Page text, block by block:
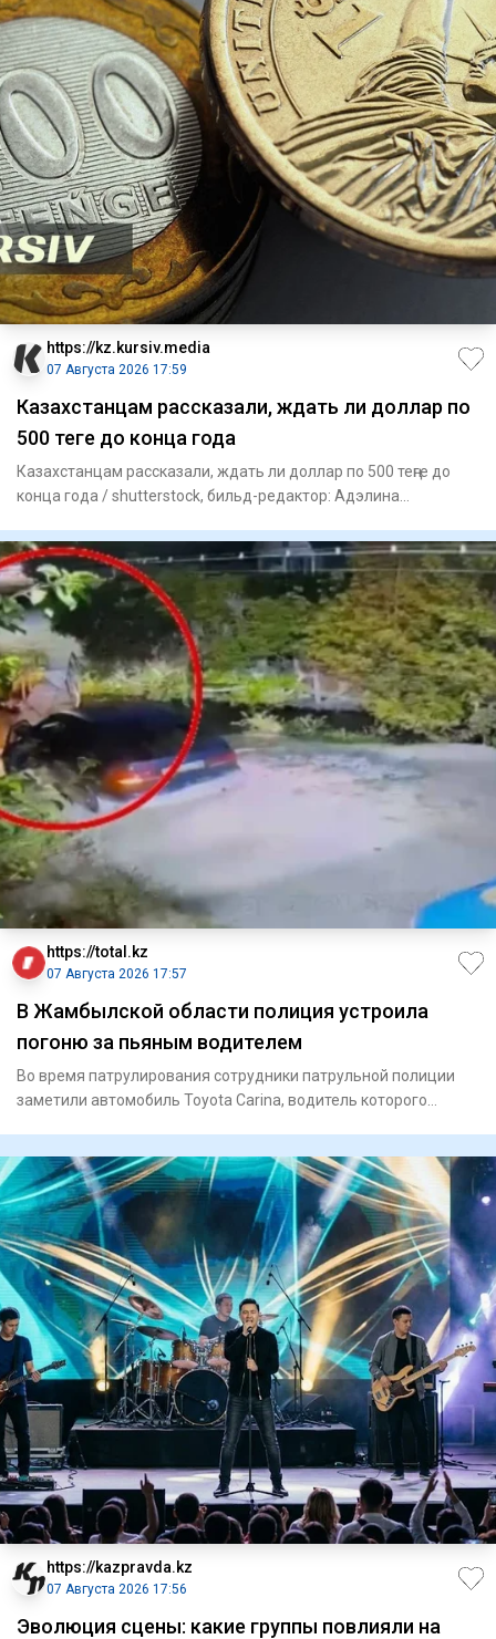
https://kz.kursiv.media
07 Августа 2026 17:59
Казахстанцам рассказали, ждать ли доллар по
500 теңге до конца года
Казахстанцам рассказали, ждать ли доллар по 500 теңге до
конца года / shutterstock, бильд-редактор: Адэлина
https://total.kz
07 Августа 2026 17:57
В Жамбылской области полиция устроила
погоню за пьяным водителем
Во время патрулирования сотрудники патрульной полиции
заметили автомобиль Toyota Carina, водитель которого
https://kazpravda.kz
07 Августа 2026 17:56
Эволюция сцены: какие группы повлияли на